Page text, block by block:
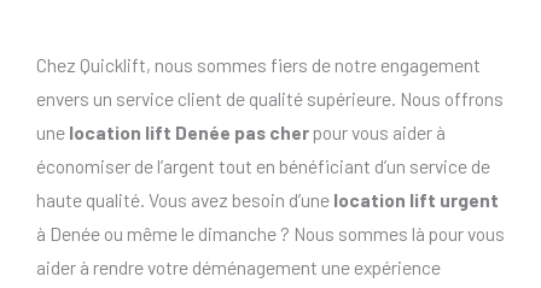
Chez Quicklift, nous sommes fiers de notre engagement
envers un service client de qualité supérieure. Nous offrons
une location lift Denée pas cher pour vous aider à
économiser de l’argent tout en bénéficiant d’un service de
haute qualité. Vous avez besoin d’une location lift urgent
à Denée ou même le dimanche ? Nous sommes là pour vous
aider à rendre votre déménagement une expérience